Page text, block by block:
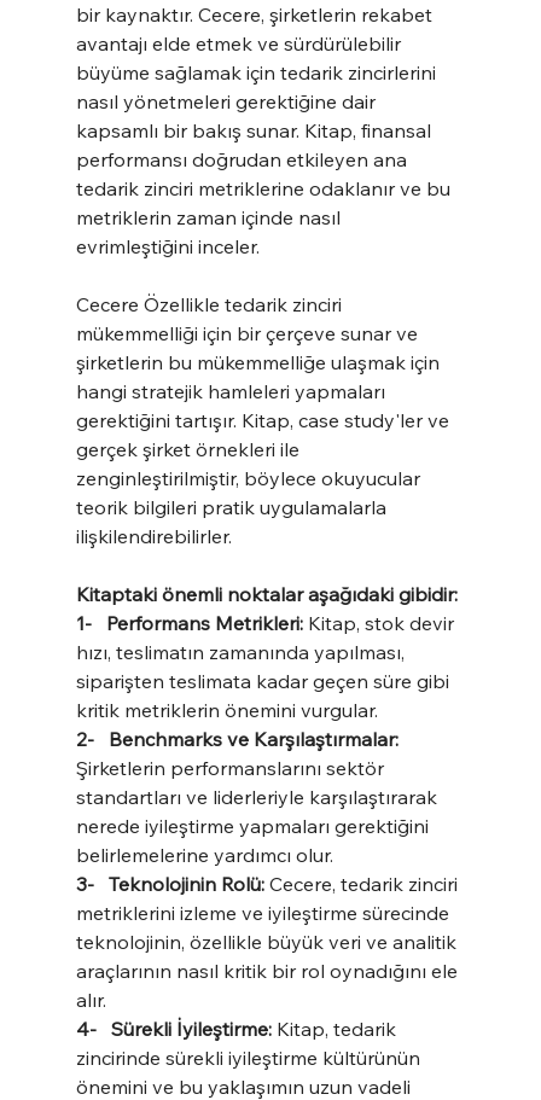
bir kaynaktır. Cecere, şirketlerin rekabet
avantajı elde etmek ve sürdürülebilir
büyüme sağlamak için tedarik zincirlerini
nasıl yönetmeleri gerektiğine dair
kapsamlı bir bakış sunar. Kitap, finansal
performansı doğrudan etkileyen ana
tedarik zinciri metriklerine odaklanır ve bu
metriklerin zaman içinde nasıl
evrimleştiğini inceler.
Cecere Özellikle tedarik zinciri
mükemmelliği için bir çerçeve sunar ve
şirketlerin bu mükemmelliğe ulaşmak için
hangi stratejik hamleleri yapmaları
gerektiğini tartışır. Kitap, case study'ler ve
gerçek şirket örnekleri ile
zenginleştirilmiştir, böylece okuyucular
teorik bilgileri pratik uygulamalarla
ilişkilendirebilirler.
Kitaptaki önemli noktalar aşağıdaki gibidir:
1-   Performans Metrikleri: Kitap, stok devir
hızı, teslimatın zamanında yapılması,
siparişten teslimata kadar geçen süre gibi
kritik metriklerin önemini vurgular.
2-   Benchmarks ve Karşılaştırmalar:
Şirketlerin performanslarını sektör
standartları ve liderleriyle karşılaştırarak
nerede iyileştirme yapmaları gerektiğini
belirlemelerine yardımcı olur.
3-   Teknolojinin Rolü: Cecere, tedarik zinciri
metriklerini izleme ve iyileştirme sürecinde
teknolojinin, özellikle büyük veri ve analitik
araçlarının nasıl kritik bir rol oynadığını ele
alır.
4-   Sürekli İyileştirme: Kitap, tedarik
zincirinde sürekli iyileştirme kültürünün
önemini ve bu yaklaşımın uzun vadeli